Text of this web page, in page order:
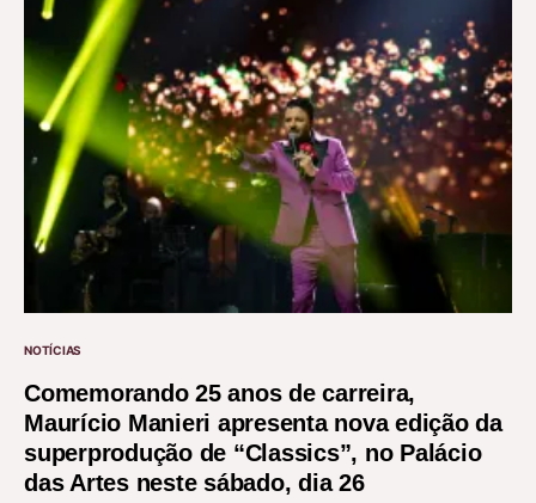
NOTÍCIAS
Comemorando 25 anos de carreira,
Maurício Manieri apresenta nova edição da
superprodução de “Classics”, no Palácio
das Artes neste sábado, dia 26